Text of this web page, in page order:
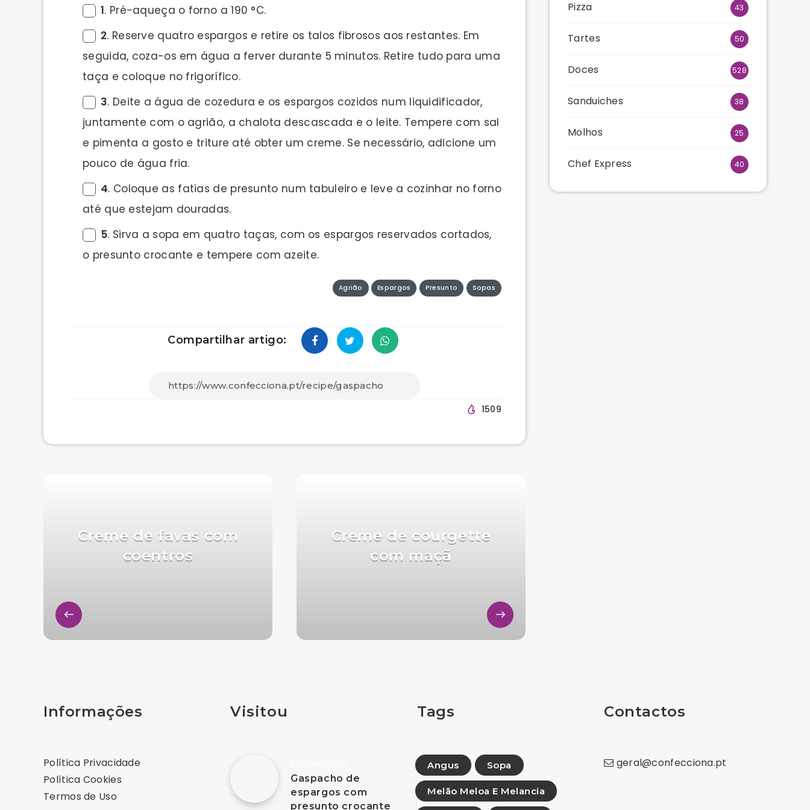
1. Pré-aqueça o forno a 190 °C.
2. Reserve quatro espargos e retire os talos fibrosos aos restantes. Em
seguida, coza-os em água a ferver durante 5 minutos. Retire tudo para uma
taça e coloque no frigorífico.
3. Deite a água de cozedura e os espargos cozidos num liquidificador,
juntamente com o agrião, a chalota descascada e o leite. Tempere com sal
e pimenta a gosto e triture até obter um creme. Se necessário, adicione um
pouco de água fria.
4. Coloque as fatias de presunto num tabuleiro e leve a cozinhar no forno
até que estejam douradas.
5. Sirva a sopa em quatro taças, com os espargos reservados cortados,
o presunto crocante e tempere com azeite.
Agrião Espargos Presunto Sopas
Compartilhar artigo:
1509
Creme de courgette
com maçã
Creme de favas com
coentros
Pizza 43
Tartes 50
Doces 528
Sanduiches 38
Molhos 25
Chef Express 40
Informações
Política Privacidade
Política Cookies
Termos de Uso
Visitou
Gaspacho de
espargos com
presunto crocante
Tags
Angus Sopa
Melão Meloa E Melancia
Contactos
geral@confecciona.pt